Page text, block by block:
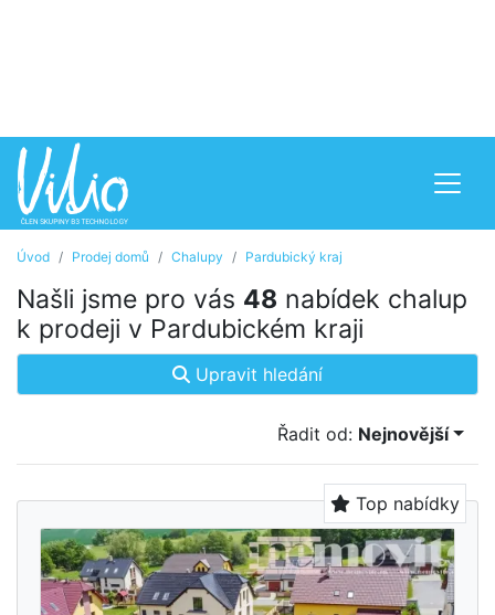
Úvod Prodej domů Chalupy Pardubický kraj
Našli jsme pro vás 48 nabídek chalup
k prodeji v Pardubickém kraji
Upravit hledání
Řadit od: Nejnovější
Top nabídky